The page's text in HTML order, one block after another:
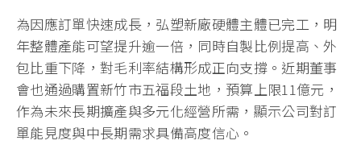
為因應訂單快速成長，弘塑新廠硬體主體已完工，明
年整體產能可望提升逾一倍，同時自製比例提高、外
包比重下降，對毛利率結構形成正向支撐。近期董事
會也通過購置新竹市五福段土地，預算上限11億元，
作為未來長期擴產與多元化經營所需，顯示公司對訂
單能見度與中長期需求具備高度信心。